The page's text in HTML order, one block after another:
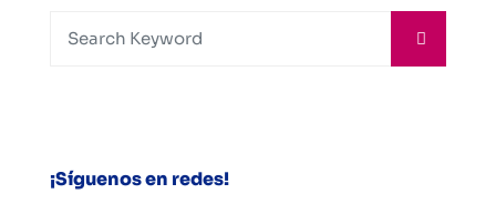
¡Síguenos en redes!